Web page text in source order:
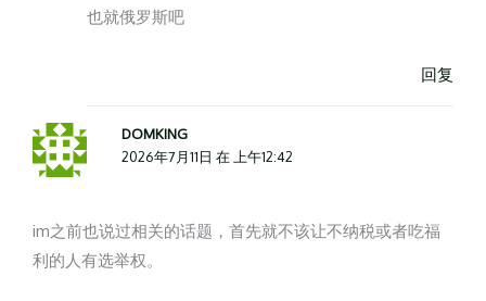
也就俄罗斯吧
回复
DOMKING
2026年7月11日 在 上午12:42
im之前也说过相关的话题，首先就不该让不纳税或者吃福
利的人有选举权。